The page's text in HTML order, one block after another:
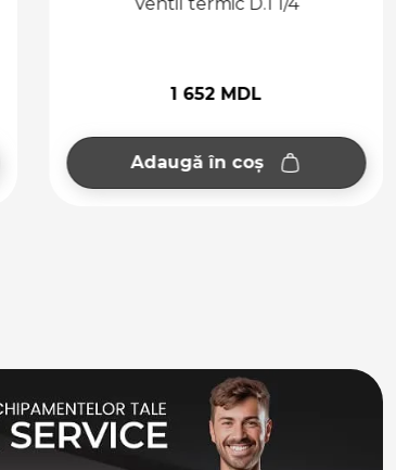
1 652 MDL
Adaugă în coș